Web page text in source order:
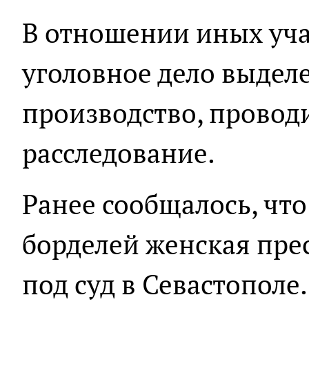
В отношении иных
уголовное дело
производство,
расследование.
Ранее сообщалось,
борделей женская
под суд в Севастополе.